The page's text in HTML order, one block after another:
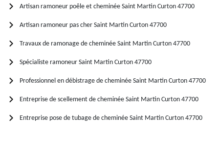
Artisan ramoneur poêle et cheminée Saint Martin Curton 47700
Artisan ramoneur pas cher Saint Martin Curton 47700
Travaux de ramonage de cheminée Saint Martin Curton 47700
Spécialiste ramoneur Saint Martin Curton 47700
Professionnel en débistrage de cheminée Saint Martin Curton 47700
Entreprise de scellement de cheminée Saint Martin Curton 47700
Entreprise pose de tubage de cheminée Saint Martin Curton 47700